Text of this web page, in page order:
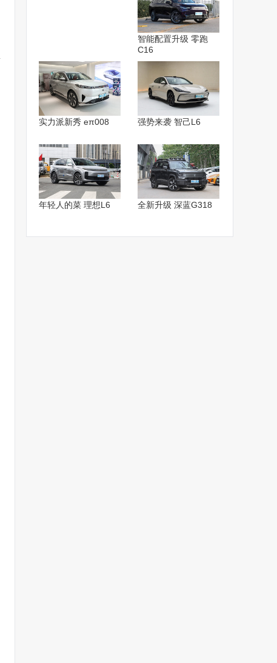
智能配置升级 零跑
C16
实力派新秀 eπ008 强势来袭 智己L6
年轻人的菜 理想L6 全新升级 深蓝G318